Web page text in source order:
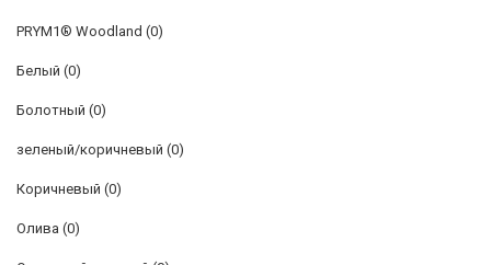
PRYM1® Woodland (0)
Белый (0)
Болотный (0)
зеленый/коричневый (0)
Коричневый (0)
Олива (0)